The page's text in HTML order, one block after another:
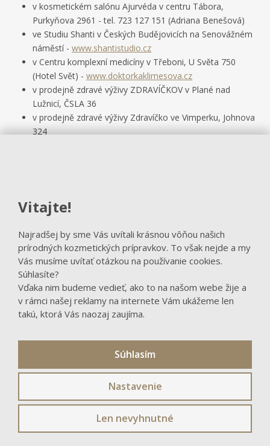
Vitajte!
Najradšej by sme Vás uvítali krásnou vôňou našich
prírodných kozmetických prípravkov. To však nejde a my
Vás musíme uvítať otázkou na používanie cookies.
Súhlasíte?
Vďaka nim budeme vedieť, ako to na našom webe žije a
v rámci našej reklamy na internete Vám ukážeme len
takú, ktorá Vás naozaj zaujíma.
Nastavenie
Len nevyhnutné
Súhlasím
v kosmetickém salónu Ajurvéda v centru Tábora,
Purkyňova 2961 - tel. 723 127 151 (Adriana Benešová)
ve Studiu Shanti v Českých Budějovicích na Senovážném
náměstí -www.shantistudio.cz
v Centru komplexní medicíny v Třeboni, U Světa 750
(Hotel Svět) -www.doktorkaklimesova.cz
v prodejně zdravé výživy ZDRAVÍČKOV v Plané nad
Lužnicí, ČSLA 36
v prodejně zdravé výživy Zdravíčko ve Vimperku, Johnova
324
v obchodě Klobouček v Táboře, 9. května 2886 (OD
Dvořák – 2. patro) -
www.facebook.com/kloboukycepicetabor
v prodejně zdravé výživy Bezobalu v Blatné, J. P. Koubka
www.facebook.com/people/BEZobal/100076000504244/
v prodejně se zdravou výživou a ekodrogérii Pod
deštníkem v Táboře, Nerudova 3078 -
www.poddestnikem.cz
1. máje 74 -www.facebook.com/sumavskaspizirna
v prodejně Bylinková chaloupka v Havlíčkově Brodě,
Havlíčkovo náměstí 48 -www.bylinkovachaloupka.cz
v prodejně zdravé výživy Biovital v Pelhřimově,